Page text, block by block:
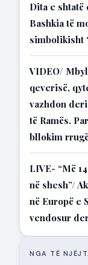
Dita e shtatë
Bashkia të
simbolikisht
VIDEO/
qeverisë,
vazhdon
të Ramës.
bllokim
LIVE- “Më
në shesh”/
në Europë e
vendosur
NGA TË